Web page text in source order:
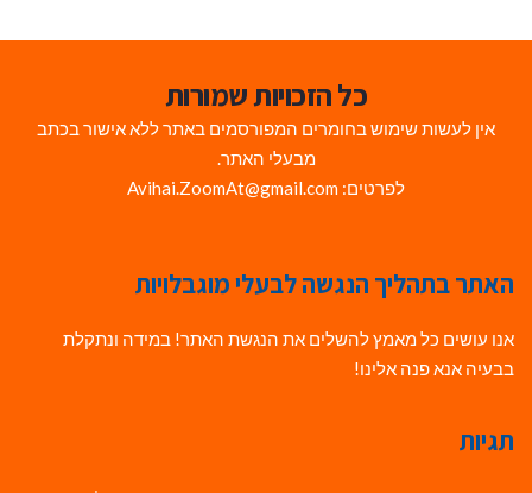
כל הזכויות שמורות
אין לעשות שימוש בחומרים המפורסמים באתר ללא אישור בכתב
מבעלי האתר.
לפרטים: Avihai.ZoomAt@gmail.com
האתר בתהליך הנגשה לבעלי מוגבלויות
אנו עושים כל מאמץ להשלים את הנגשת האתר! במידה ונתקלת
בבעיה אנא פנה אלינו!
תגיות